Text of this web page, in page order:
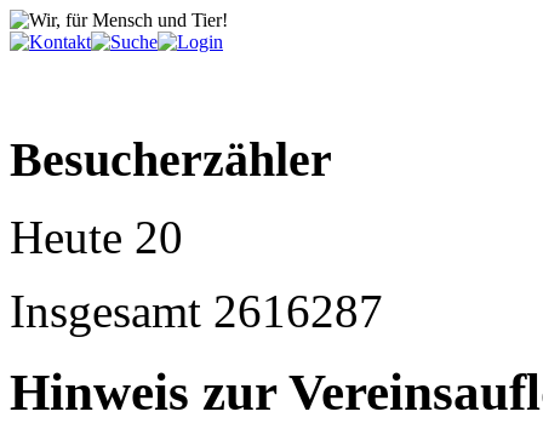
Besucherzähler
Heute 20
Insgesamt 2616287
Hinweis zur